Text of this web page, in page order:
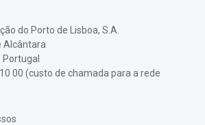
do Porto de Lisboa, S.A.
Alcântara
00 (custo de chamada para a rede